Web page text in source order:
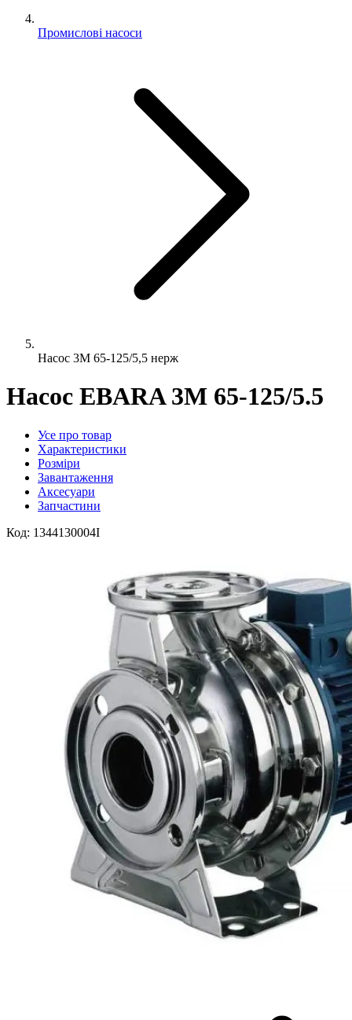
Промислові насоси
Насос 3M 65-125/5,5 нерж
Насос EBARA 3M 65-125/5.5
Усе про товар
Характеристики
Розміри
Завантаження
Аксесуари
Запчастини
Код: 1344130004I